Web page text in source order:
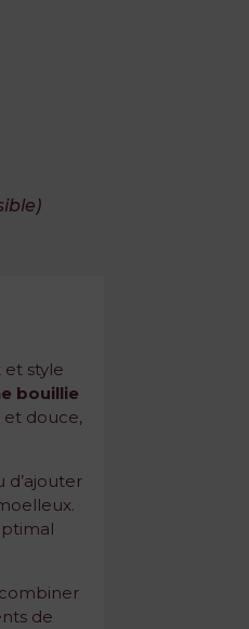
style
bouillie
et douce,
d’ajouter
de